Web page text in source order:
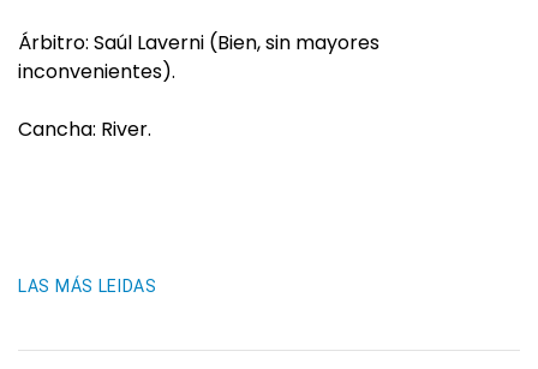
Árbitro: Saúl Laverni (Bien, sin mayores
inconvenientes).
Cancha: River.
LAS MÁS LEIDAS